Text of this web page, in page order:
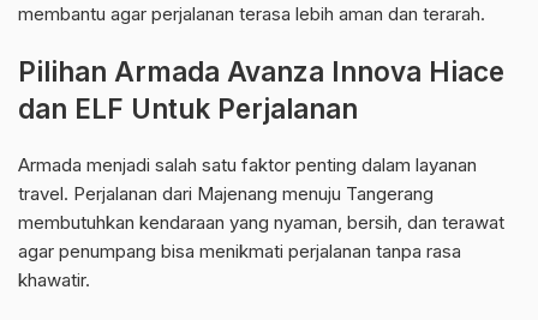
membantu agar perjalanan terasa lebih aman dan terarah.
Pilihan Armada Avanza Innova Hiace
dan ELF Untuk Perjalanan
Armada menjadi salah satu faktor penting dalam layanan
travel. Perjalanan dari Majenang menuju Tangerang
membutuhkan kendaraan yang nyaman, bersih, dan terawat
agar penumpang bisa menikmati perjalanan tanpa rasa
khawatir.